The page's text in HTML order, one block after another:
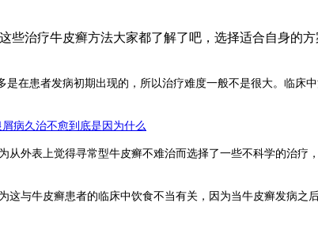
些治疗牛皮癣方法大家都了解了吧，选择适合自身的
在患者发病初期出现的，所以治疗难度一般不是很大。临床
外表上觉得寻常型牛皮癣不难治而选择了一些不科学的治疗
与牛皮癣患者的临床中饮食不当有关，因为当牛皮癣发病之